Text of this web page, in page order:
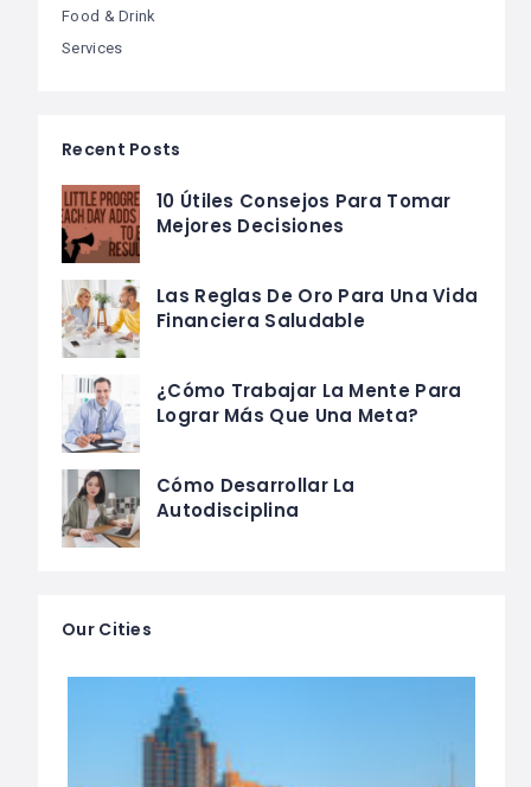
Food & Drink
Services
Recent Posts
10 Útiles Consejos Para Tomar
Mejores Decisiones
Las Reglas De Oro Para Una Vida
Financiera Saludable
¿Cómo Trabajar La Mente Para
Lograr Más Que Una Meta?
Cómo Desarrollar La
Autodisciplina
Our Cities